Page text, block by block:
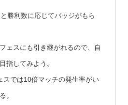
勝利数に応じてバッジがもら
ェスにも引き継がれるので、自
指してみよう。
スでは10倍マッチの発生率がい
。